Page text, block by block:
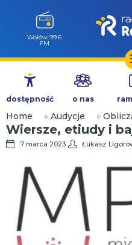
Przejdź
treści
Wołów 99.6
FM
dostępność o nas
Home » Audycje »
Wiersze, etiudy i
7 marca 2023 Łukasz